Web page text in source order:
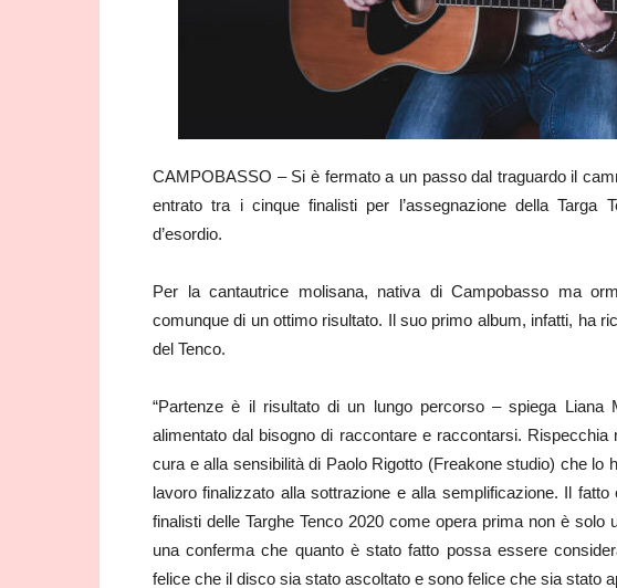
CAMPOBASSO – Si è fermato a un passo dal traguardo il
entrato tra i cinque finalisti per l’assegnazione della Targa
d’esordio.
Per la cantautrice molisana, nativa di Campobasso ma
comunque di un ottimo risultato. Il suo primo album, infatti, ha
del Tenco.
“Partenze è il risultato di un lungo percorso – spiega
alimentato dal bisogno di raccontare e raccontarsi.
cura e alla sensibilità di Paolo Rigotto (Freakone studio) che lo
lavoro finalizzato alla sottrazione e alla semplificazione. Il
finalisti delle Targhe Tenco 2020 come opera prima non è
una conferma che quanto è stato fatto possa essere
felice che il disco sia stato ascoltato e sono felice che sia stato